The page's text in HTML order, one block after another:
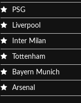
PSG
Liverpool
Inter Milan
Tottenham
Bayern Munich
Arsenal